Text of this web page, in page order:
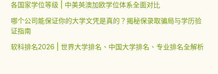
各国家学位等级 | 中美英澳加欧学位体系全面对比
哪个公司能保证你的大学文凭是真的？揭秘保录取骗局与学历验
证指南
软科排名2026 | 世界大学排名、中国大学排名、专业排名全解析